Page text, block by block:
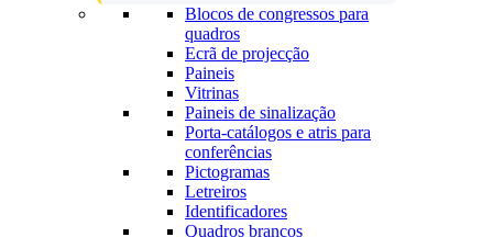
Blocos de congressos para
quadros
Ecrã de projecção
Paineis
Vitrinas
Paineis de sinalização
Porta-catálogos e atris para
conferências
Pictogramas
Letreiros
Identificadores
Quadros brancos